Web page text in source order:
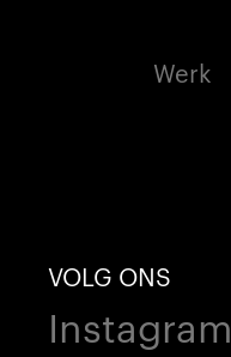
Werk
VOLG ONS
Instagram